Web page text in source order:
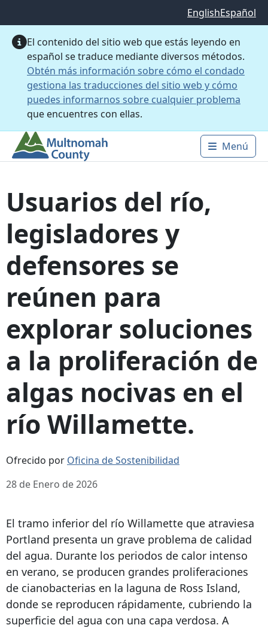
EnglishEspañol
El contenido del sitio web que estás leyendo en
español se traduce mediante diversos métodos.
Obtén más información sobre cómo el condado
gestiona las traducciones del sitio web y cómo
puedes informarnos sobre cualquier problema
que encuentres con ellas.
Main
Menú
Usuarios del río,
legisladores y
defensores se
reúnen para
explorar soluciones
a la proliferación de
algas nocivas en el
río Willamette.
Ofrecido por Oficina de Sostenibilidad
28 de Enero de 2026
El tramo inferior del río Willamette que atraviesa
Portland presenta un grave problema de calidad
del agua. Durante los periodos de calor intenso
en verano, se producen grandes proliferaciones
de cianobacterias en la laguna de Ross Island,
donde se reproducen rápidamente, cubriendo la
superficie del agua con una capa verdosa. A